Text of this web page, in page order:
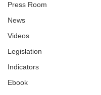
Press Room
News
Videos
Legislation
Indicators
Ebook